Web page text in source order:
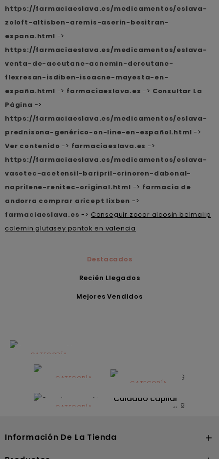
https://farmaciaeslava.es/medicamentos/eslava-
zoloft-altisben-aremis-aserin-besitran-
espana.html ->
https://farmaciaeslava.es/medicamentos/eslava-
venta-de-accutane-acnemin-dercutane-
flexresan-isdiben-isoacne-mayesta-en-
españa.html -> farmaciaeslava.es -> Consultar La
Página ->
https://farmaciaeslava.es/medicamentos/eslava-
prednisona-genérico-on-line-en-español.html ->
Ver contenido -> farmaciaeslava.es ->
https://farmaciaeslava.es/medicamentos/eslava-
vasotec-acetensil-baripril-crinoren-dabonal-
naprilene-renitec-original.html -> farmacia de
andorra comprar aricept lixben ->
farmaciaeslava.es -> Conseguir zocor alcosin belmalip
colemin glutasey pantok en valencia
Destacados
Recién Llegados
Mejores Vendidos
CATEGORÍA
Alimentación
infantilCATEGORÍA
Dermocosmética
CATEGORÍA
Solares
CATEGORÍA
Cuidado capilar
Información De La Tienda 